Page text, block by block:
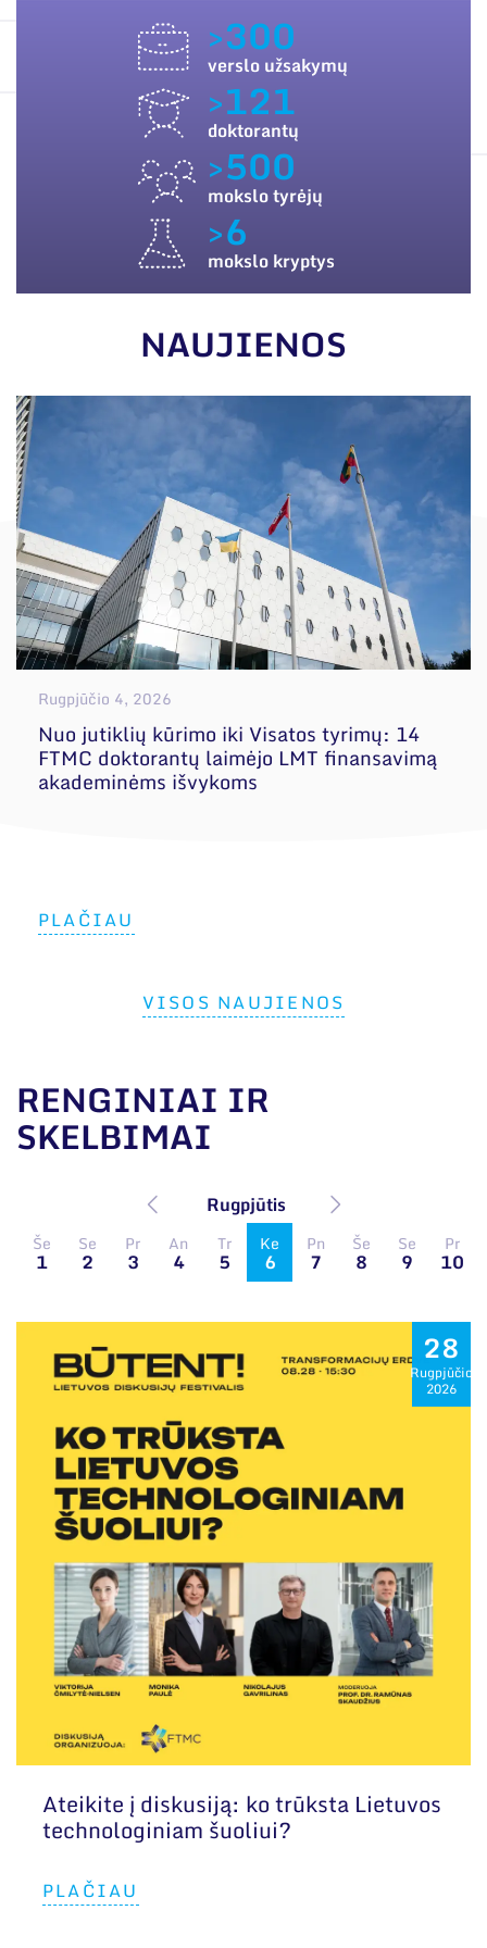
organizacijose bei asociacijose
SUSISIEKITE SU MUMIS
>300
verslo užsakymų
>121
doktorantų
>500
mokslo tyrėjų
>6
mokslo kryptys
NAUJIENOS
Rugpjūčio 4, 2026
Nuo jutiklių kūrimo iki Visatos tyrimų: 14
FTMC doktorantų laimėjo LMT finansavimą
akademinėms išvykoms
PLAČIAU
VISOS NAUJIENOS
RENGINIAI IR
SKELBIMAI
Rugpjūtis
Še
1
Se
2
Pr
3
An
4
Tr
5
Ke
6
Pn
7
Še
8
Se
9
Pr
10
28
Rugpjūčio
2026
Ateikite į diskusiją: ko trūksta Lietuvos
technologiniam šuoliui?
PLAČIAU